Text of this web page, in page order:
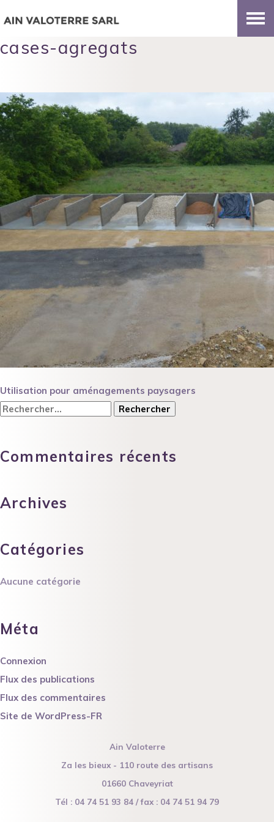
cases-agregats
Navigation
de
Utilisation pour aménagements paysagers
Rechercher :
Commentaires récents
Archives
Catégories
Aucune catégorie
Méta
Connexion
Flux des publications
Flux des commentaires
Site de WordPress-FR
Ain Valoterre
Za les bieux - 110 route des artisans
01660 Chaveyriat
Tél : 04 74 51 93 84 / fax : 04 74 51 94 79